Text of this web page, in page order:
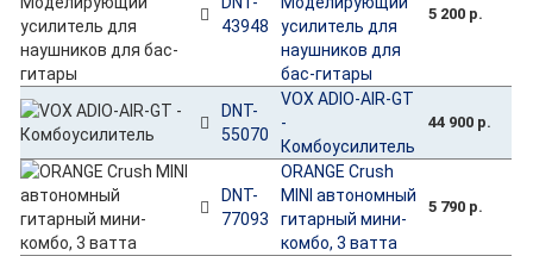
43948
усилитель для
наушников для
бас-гитары
5 200 р.
DNT-
55070
VOX ADIO-AIR-GT
-
Комбоусилитель
44 900 р.
DNT-
77093
ORANGE Crush
MINI автономный
гитарный мини-
комбо, 3 ватта
5 790 р.